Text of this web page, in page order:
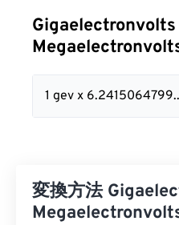
Gigaelectronvolts
1 gev x 6.2415064799..
変換方法